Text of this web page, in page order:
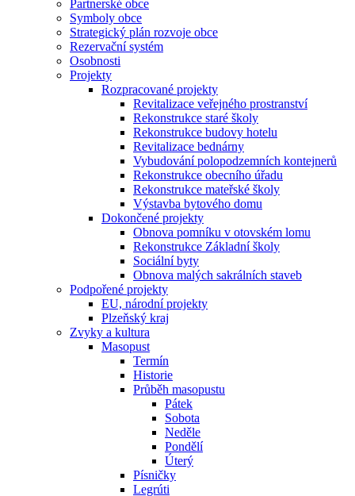
Partnerské obce
Symboly obce
Strategický plán rozvoje obce
Rezervační systém
Osobnosti
Projekty
Rozpracované projekty
Revitalizace veřejného prostranství
Rekonstrukce staré školy
Rekonstrukce budovy hotelu
Revitalizace bednárny
Vybudování polopodzemních kontejnerů
Rekonstrukce obecního úřadu
Rekonstrukce mateřské školy
Výstavba bytového domu
Dokončené projekty
Obnova pomníku v otovském lomu
Rekonstrukce Základní školy
Sociální byty
Obnova malých sakrálních staveb
Podpořené projekty
EU, národní projekty
Plzeňský kraj
Zvyky a kultura
Masopust
Termín
Historie
Průběh masopustu
Pátek
Sobota
Neděle
Pondělí
Úterý
Písničky
Legrúti